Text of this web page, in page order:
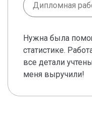
Дипломная
Нужна была
статистике.
все детали
меня выручили!